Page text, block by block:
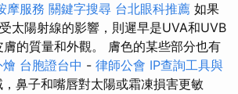
摩服務 關鍵字搜尋 台北眼科推薦 如果
太陽射線的影響，則遲早是UVA和UVB
的質量和外觀。 膚色的某些部分也有
台胞證台中 - 律師公會 IP查詢工具與
鼻子和嘴唇對太陽或霜凍損害更敏